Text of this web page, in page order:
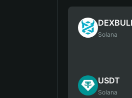
Solana
USDT
Solana